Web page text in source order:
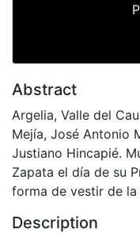
Abstract
Argelia, Valle del
Mejía, José Antonio
Justiano Hincapié.
Zapata el día de su
forma de vestir de la
Description